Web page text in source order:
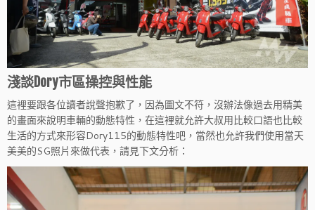
淺談Dory市區操控與性能
這裡要跟各位讀者說聲抱歉了，因為圖文不符，沒辦法像過去用精美
的畫面來說明車輛的動態特性，在這裡就允許大叔用比較口語也比較
生活的方式來形容Dory115的動態特性吧，當然也允許我們使用當天
美美的SG照片來做代表，請見下文分析：